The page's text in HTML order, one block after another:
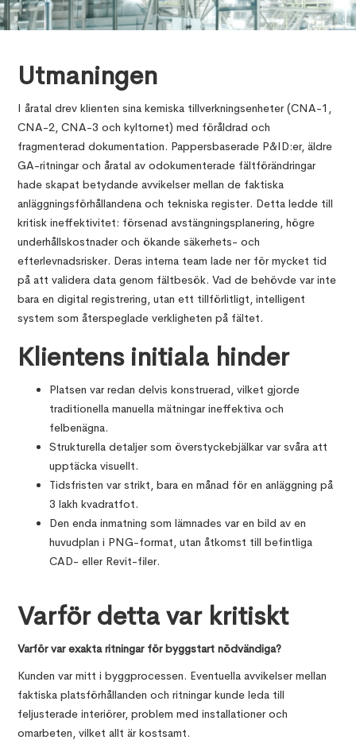
Utmaningen
I åratal drev klienten sina kemiska tillverkningsenheter (CNA-1,
CNA-2, CNA-3 och kyltornet) med föråldrad och
fragmenterad dokumentation. Pappersbaserade P&ID:er, äldre
GA-ritningar och åratal av odokumenterade fältförändringar
hade skapat betydande avvikelser mellan de faktiska
anläggningsförhållandena och tekniska register. Detta ledde till
kritisk ineffektivitet: försenad avstängningsplanering, högre
underhållskostnader och ökande säkerhets- och
efterlevnadsrisker. Deras interna team lade ner för mycket tid
på att validera data genom fältbesök. Vad de behövde var inte
bara en digital registrering, utan ett tillförlitligt, intelligent
system som återspeglade verkligheten på fältet.
Klientens initiala hinder
Platsen var redan delvis konstruerad, vilket gjorde
traditionella manuella mätningar ineffektiva och
felbenägna.
Strukturella detaljer som överstyckebjälkar var svåra att
upptäcka visuellt.
Tidsfristen var strikt, bara en månad för en anläggning på
3 lakh kvadratfot.
Den enda inmatning som lämnades var en bild av en
huvudplan i PNG-format, utan åtkomst till befintliga
CAD- eller Revit-filer.
Varför detta var kritiskt
Varför var exakta ritningar för byggstart nödvändiga?
Kunden var mitt i byggprocessen. Eventuella avvikelser mellan
faktiska platsförhållanden och ritningar kunde leda till
feljusterade interiörer, problem med installationer och
omarbeten, vilket allt är kostsamt.